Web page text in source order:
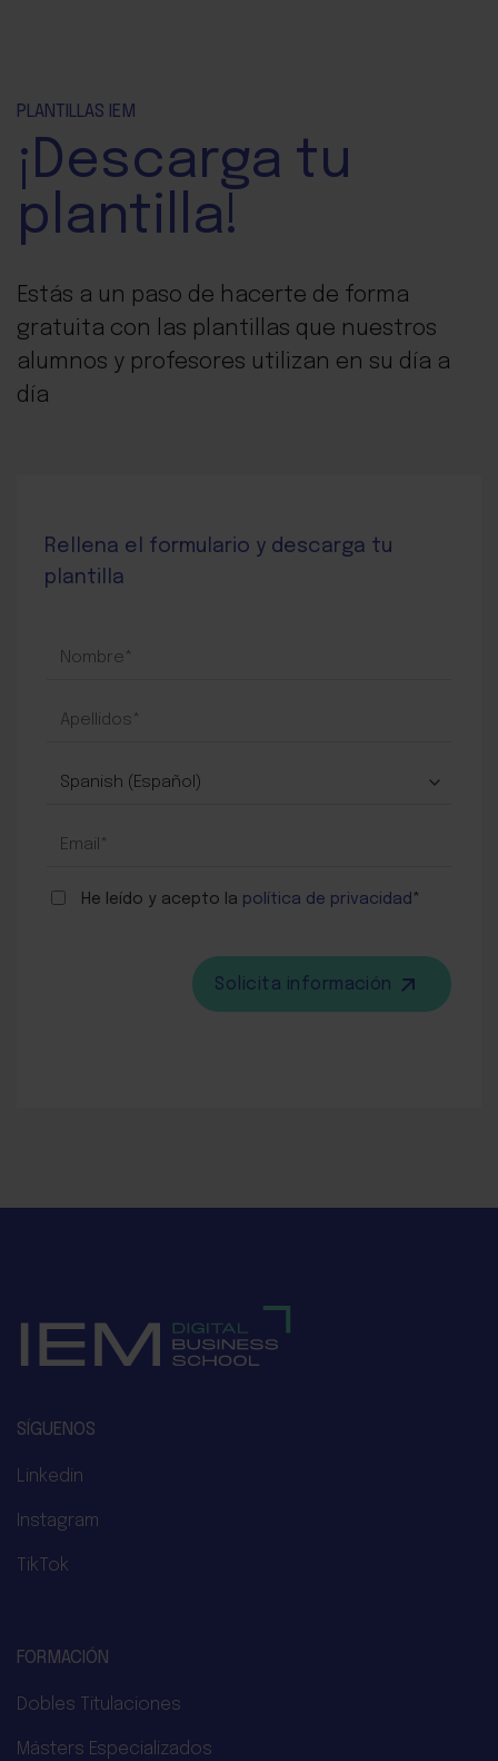
PLANTILLAS IEM
¡Descarga tu
plantilla!
Estás a un paso de hacerte de forma
gratuita con las plantillas que nuestros
alumnos y profesores utilizan en su día a
día
Rellena el formulario y descarga tu
plantilla
DESCARGA
PLANTILLA
GUÍA
He leído y acepto la política de privacidad *
Solicita información
SÍGUENOS
Linkedin
Instagram
TikTok
FORMACIÓN
Dobles Titulaciones
Másters Especializados